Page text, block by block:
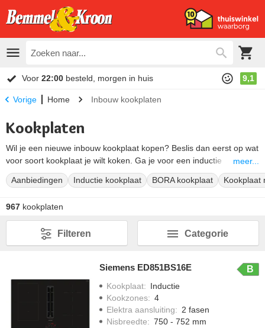
Voor 22:00 besteld, morgen in huis 9,1
Vorige Home Inbouw kookplaten
Kookplaten
Wil je een nieuwe inbouw kookplaat kopen? Beslis dan eerst op wat
voor soort kookplaat je wilt koken. Ga je voor een inductie
kookplaat, keramische kookplaat of gaskookplaat? Of wil je liever
een kookplaat met afzuiging in één inbouwapparaat, zoals een
aansluiting in je keuken en jouw persoonlijke voorkeur. Ontdek het
grootste kookplaten aanbod online of kom langs in één van onze
meer...
Aanbiedingen Inductie kookplaat BORA kookplaat Kookplaat
967 kookplaten
Categorie
Filteren
Siemens ED851BS16E B
Kookplaat: Inductie
Kookzones: 4
Elektra aansluiting: 2 fasen
Nisbreedte: 750 - 752 mm